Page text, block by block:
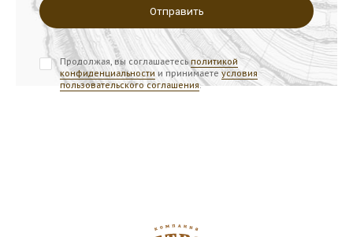
Продолжая, вы соглашаетесьполитикой
конфиденциальности и принимаете условия
пользовательского соглашения.